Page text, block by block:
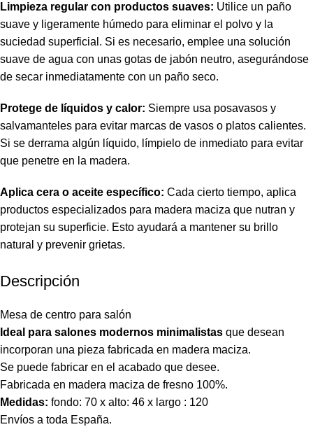
Limpieza regular con productos suaves: Utilice un paño
suave y ligeramente húmedo para eliminar el polvo y la
suciedad superficial. Si es necesario, emplee una solución
suave de agua con unas gotas de jabón neutro, asegurándose
de secar inmediatamente con un paño seco.
Protege de líquidos y calor: Siempre usa posavasos y
salvamanteles para evitar marcas de vasos o platos calientes.
Si se derrama algún líquido, límpielo de inmediato para evitar
que penetre en la madera.
Aplica cera o aceite específico: Cada cierto tiempo, aplica
productos especializados para madera maciza que nutran y
protejan su superficie. Esto ayudará a mantener su brillo
natural y prevenir grietas.
Descripción
Mesa de centro para salón
Ideal para salones modernos minimalistas que desean
incorporan una pieza fabricada en madera maciza.
Se puede fabricar en el acabado que desee.
Fabricada en madera maciza de fresno 100%.
Medidas: fondo: 70 x alto: 46 x largo : 120
Envíos a toda España.